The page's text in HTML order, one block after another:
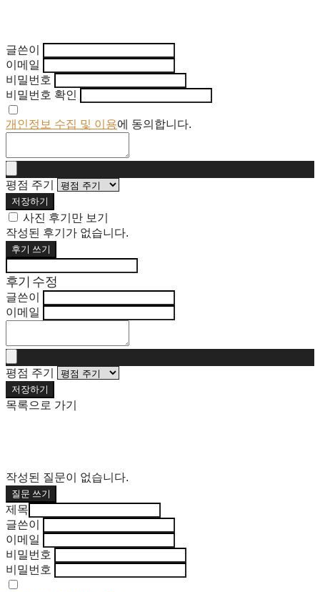
글쓴이
이메일
비밀번호
비밀번호 확인
개인정보 수집 및 이용에 동의합니다.
평점 주기
저장하기
사진 후기만 보기
작성된 후기가 없습니다.
후기 쓰기
후기 수정
글쓴이
이메일
평점 주기
저장하기
목록으로 가기
작성된 질문이 없습니다.
질문 쓰기
제목
글쓴이
이메일
비밀번호
비밀번호